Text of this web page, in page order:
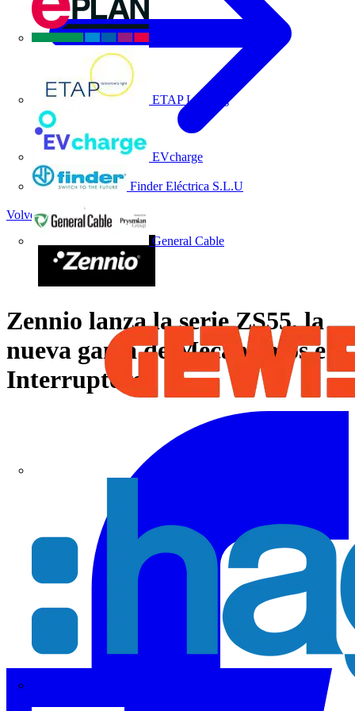
ETAP Lighting
EVcharge
Finder Eléctrica S.L.U
General Cable
Volver a Noticias
Zennio lanza la serie ZS55, la
nueva gama de Mecanismos e
Interruptores